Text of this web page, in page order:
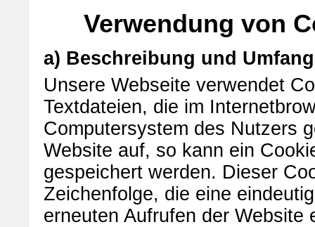
Verwendung von
a) Beschreibung und
Unsere Webseite verwendet
Textdateien, die im
Computersystem des Nutzers
Website auf, so kann ein
gespeichert werden. Dieser
Zeichenfolge, die eine
erneuten Aufrufen der Website